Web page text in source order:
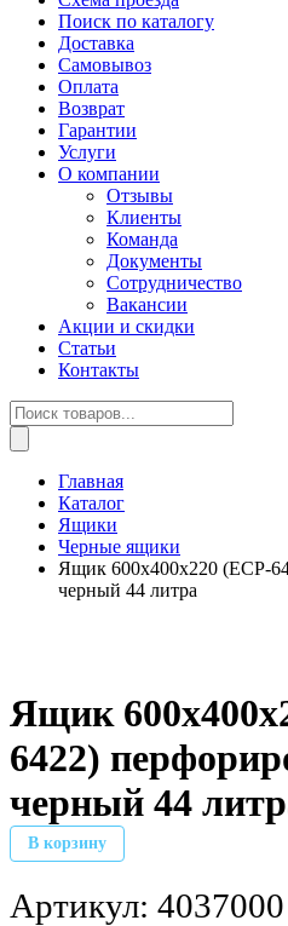
Поиск по каталогу
Доставка
Самовывоз
Оплата
Возврат
Гарантии
Услуги
О компании
Отзывы
Клиенты
Команда
Документы
Сотрудничество
Вакансии
Акции и скидки
Статьи
Контакты
Поиск
товаров
Главная
Каталог
Ящики
Черные ящики
Ящик 600х400х220 (ECP-
черный 44 литра
Ящик
6422)
черный 44
В корзину
Артикул: 4037000